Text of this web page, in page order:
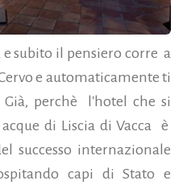
e subito il pensiero corre a
e automaticamente ti
perchè l'hotel che si
di Liscia di Vacca è
successo internazionale
capi di Stato e